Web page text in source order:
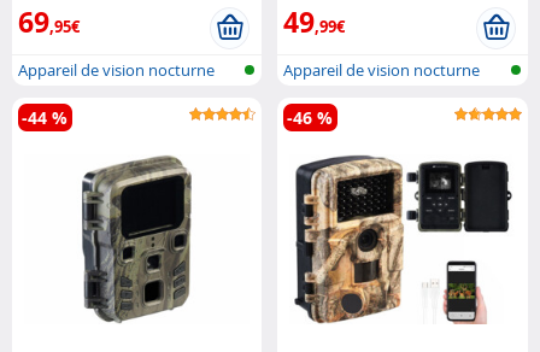
69,95€
Appareil de vision nocturne
avec en..
49,99€
Appareil de vision nocturne
binocul..
-44 % -46 %